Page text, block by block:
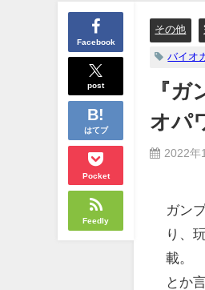
Facebook
post
はてブ
Pocket
Feedly
その他
バイオ
『
オパ
2022年
ガン
り、
載。
とか